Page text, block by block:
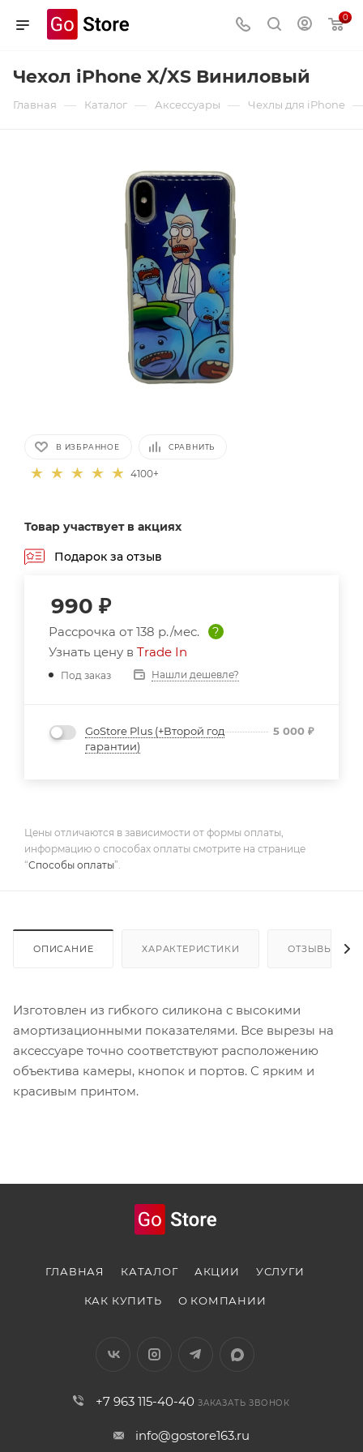
0
Чехол iPhone X/XS Виниловый
Главная — Каталог — Аксессуары — Чехлы для iPhone
В ИЗБРАННОЕ СРАВНИТЬ
4100+
Товар участвует в акциях
Подарок за отзыв
990 ₽
Рассрочка от 138 р./мес.
?
Узнать цену в Trade In
Под заказ Нашли дешевле?
GoStore Plus (+Второй год
гарантии)
5 000 ₽
Цены отличаются в зависимости от формы оплаты,
информацию о способах оплаты смотрите на странице
“Способы оплаты”.
ОПИСАНИЕ ХАРАКТЕРИСТИКИ ОТЗЫВЫ
Изготовлен из гибкого силикона с высокими
амортизационными показателями. Все вырезы на
аксессуаре точно соответствуют расположению
объектива камеры, кнопок и портов. С ярким и
красивым принтом.
ГЛАВНАЯ КАТАЛОГ АКЦИИ УСЛУГИ
КАК КУПИТЬ О КОМПАНИИ
+7 963 115-40-40 ЗАКАЗАТЬ ЗВОНОК
info@gostore163.ru